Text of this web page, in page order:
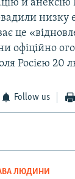
й
це
офіційно
Росією 20
Follow us
ЛЮДИНИ